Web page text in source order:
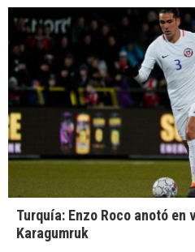
Turquía: Enzo Roco anotó
Karagumruk